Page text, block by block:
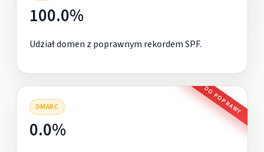
100.0%
Udział domen z poprawnym rekordem SPF.
DMARC DO POPRAWY
0.0%